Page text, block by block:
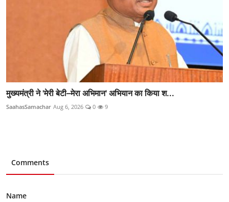
मुख्यमंत्री ने 'मेरी बेटी–मेरा अभिमान' अभियान का किया श...
SaahasSamachar Aug 6, 2026 0 9
Comments
Name